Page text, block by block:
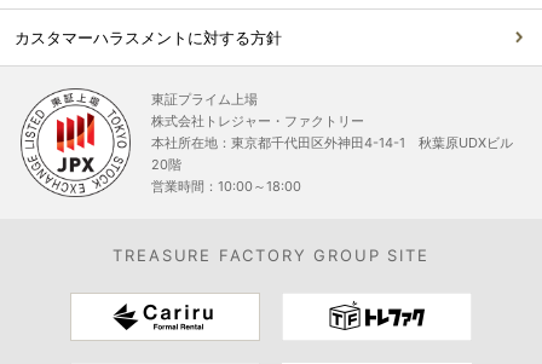
カスタマーハラスメントに対する方針
東証プライム上場
株式会社トレジャー・ファクトリー
本社所在地：東京都千代田区外神田4-14-1 秋葉原UDXビル
20階
営業時間：10:00～18:00
TREASURE FACTORY GROUP SITE